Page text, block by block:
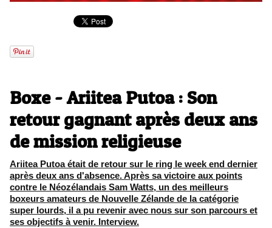
Boxe - Ariitea Putoa : Son
retour gagnant après deux ans
de mission religieuse
Ariitea Putoa était de retour sur le ring le week end dernier
après deux ans d'absence. Après sa victoire aux points
contre le Néozélandais Sam Watts, un des meilleurs
boxeurs amateurs de Nouvelle Zélande de la catégorie
super lourds, il a pu revenir avec nous sur son parcours et
ses objectifs à venir. Interview.